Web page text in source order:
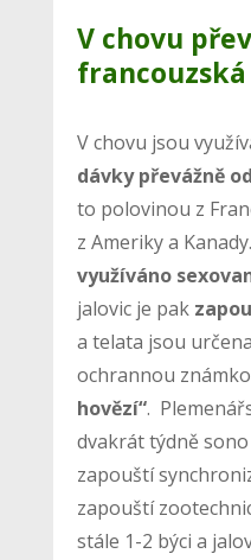
V chovu
V chovu jsou
dávky převážně
to polovinou z
z Ameriky a
využíváno
jalovic je pak
a telata jsou
ochrannou
hovězí“.
dvakrát týdně
zapouští
zapouští
stále 1-2 býci a